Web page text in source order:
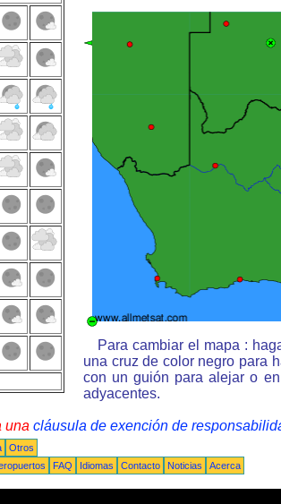
Para cambiar el mapa :
una cruz de color negro para
con un guión para alejar o
adyacentes.
una cláusula de exención de
Otros
FAQ Idiomas Contacto Noticias Acerca